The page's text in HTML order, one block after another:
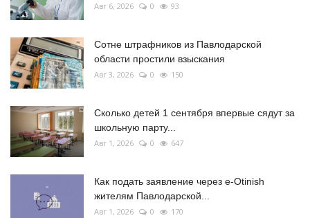
Авг 6, 2026 0 93
Сотне штрафников из Павлодарской
области простили взыскания
Авг 3, 2026 0 150
Сколько детей 1 сентября впервые сядут за
школьную парту...
Авг 1, 2026 0 647
Как подать заявление через e-Otinish
жителям Павлодарской...
Авг 1, 2026 0 170